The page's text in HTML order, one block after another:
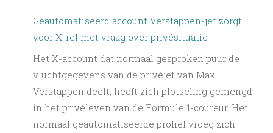
Geautomatiseerd account Verstappen-jet zorgt
voor X-rel met vraag over privésituatie
Het X-account dat normaal gesproken puur de
vluchtgegevens van de privéjet van Max
Verstappen deelt, heeft zich plotseling gemengd
in het privéleven van de Formule 1-coureur. Het
normaal geautomatiseerde profiel vroeg zich